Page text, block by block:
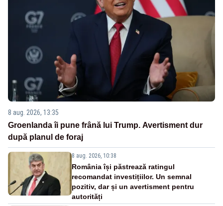
8 aug. 2026, 13:35
Groenlanda îi pune frână lui Trump. Avertisment dur
după planul de foraj
8 aug. 2026, 10:38
România își păstrează ratingul
recomandat investițiilor. Un semnal
pozitiv, dar și un avertisment pentru
autorități